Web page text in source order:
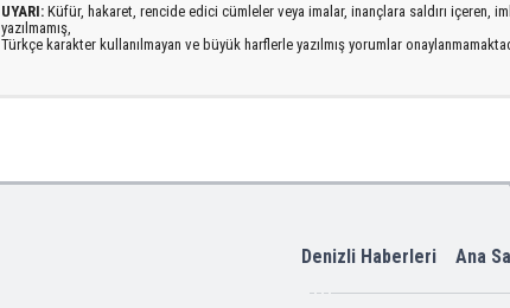
UYARI: Küfür, hakaret, rencide edici cümleler veya imalar, inançlara saldırı içeren,
yazılmamış,
Türkçe karakter kullanılmayan ve büyük harflerle yazılmış yorumlar
Denizli Haberleri Ana